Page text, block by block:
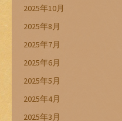
2025年10月
2025年8月
2025年7月
2025年6月
2025年5月
2025年4月
2025年3月